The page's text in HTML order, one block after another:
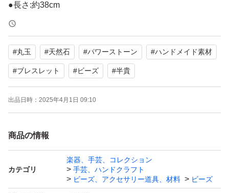
●長さ:約38cm
●サイズ:10mm
新品、送料無料です。
コメント無しで即購入OKです。
同じ石で他のサイズと色はこちら
#丸玉 #天然石 #パワーストーン #ハンドメイド素材
#ブレスレット #ビーズ #半貴
出品日時： 2025年4月1日 09:10
商品の情報
カテゴリ
楽器、手芸、コレクション
手芸、ハンドクラフト
ビーズ、アクセサリー道具、材料
ビーズ